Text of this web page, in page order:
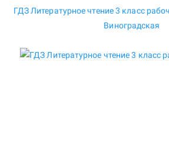
ГДЗ Литературное чтение 3 класс
Виноградская